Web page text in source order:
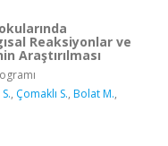
Reaksiyonlar ve
Araştırılması
, Çomaklı S., Bolat M.,